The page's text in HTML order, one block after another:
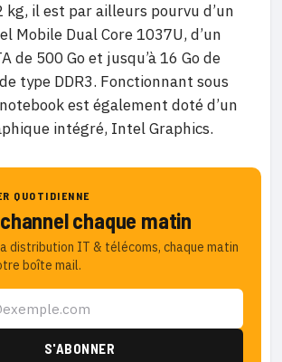
kg, il est par ailleurs pourvu d’un
Mobile Dual Core 1037U, d’un
de 500 Go et jusqu’à 16 Go de
type DDR3. Fonctionnant sous
est également doté d’un
intégré, Intel Graphics.
QUOTIDIENNE
chaque matin
distribution IT & télécoms, chaque matin
boîte mail.